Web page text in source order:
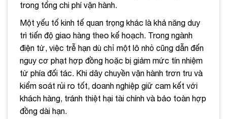
trong tổng chi phí vận hành.
Một yếu tố kinh tế quan trọng khác là khả năng duy
trì tiến độ giao hàng theo kế hoạch. Trong ngành
điện tử, việc trễ hạn dù chỉ một lô nhỏ cũng dẫn đến
nguy cơ phạt hợp đồng hoặc bị giảm mức tín nhiệm
từ phía đối tác. Khi dây chuyền vận hành trơn tru và
kiểm soát rủi ro tốt, doanh nghiệp giữ cam kết với
khách hàng, tránh thiệt hại tài chính và bảo toàn hợp
đồng dài hạn.